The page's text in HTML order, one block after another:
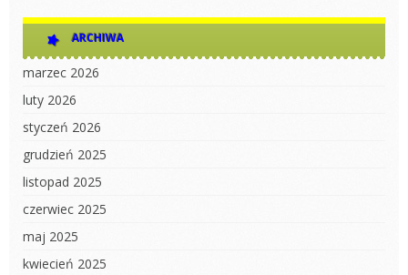
ARCHIWA
marzec 2026
luty 2026
styczeń 2026
grudzień 2025
listopad 2025
czerwiec 2025
maj 2025
kwiecień 2025